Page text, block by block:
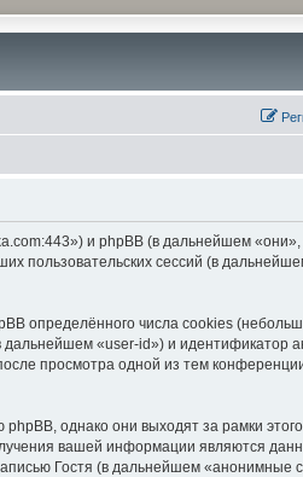
и phpBB (в дальнейшем
пользовательских сессий (в
определённого числа cookies
«user-id») и идентификатор
просмотра одной из тем
однако они выходят за рамки
вашей информации являются
Гостя (в дальнейшем «анонимные